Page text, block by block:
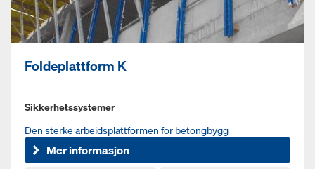
Foldeplattform K
Sikkerhetssystemer
Den sterke arbeidsplattformen for betongbygg
Mer informasjon